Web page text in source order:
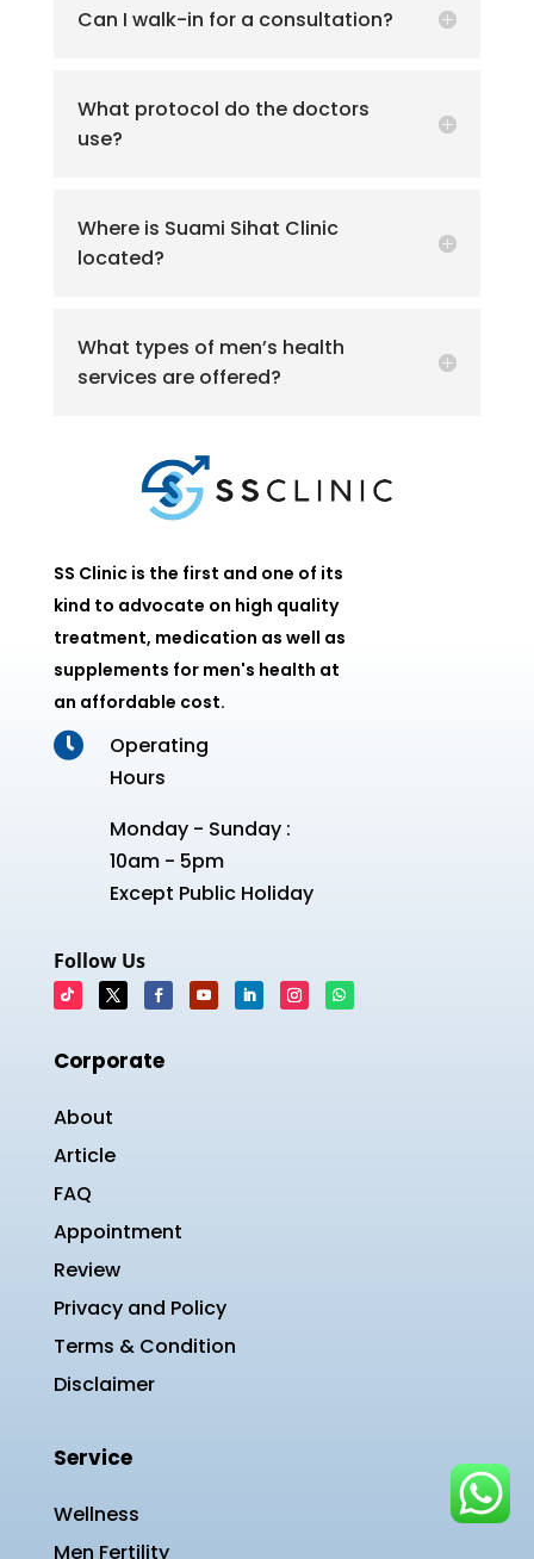
Can I walk-in for a consultation?
What protocol do the doctors
use?
Where is Suami Sihat Clinic
located?
What types of men’s health
services are offered?
SS Clinic is the first and one of its
kind to advocate on high quality
treatment, medication as well as
supplements for men's health at
an affordable cost.

Operating
Hours
Monday - Sunday :
10am - 5pm
Except Public Holiday
Follow Us
Corporate
About
Article
FAQ
Appointment
Review
Privacy and Policy
Terms & Condition
Disclaimer
Service
Wellness
Men Fertility